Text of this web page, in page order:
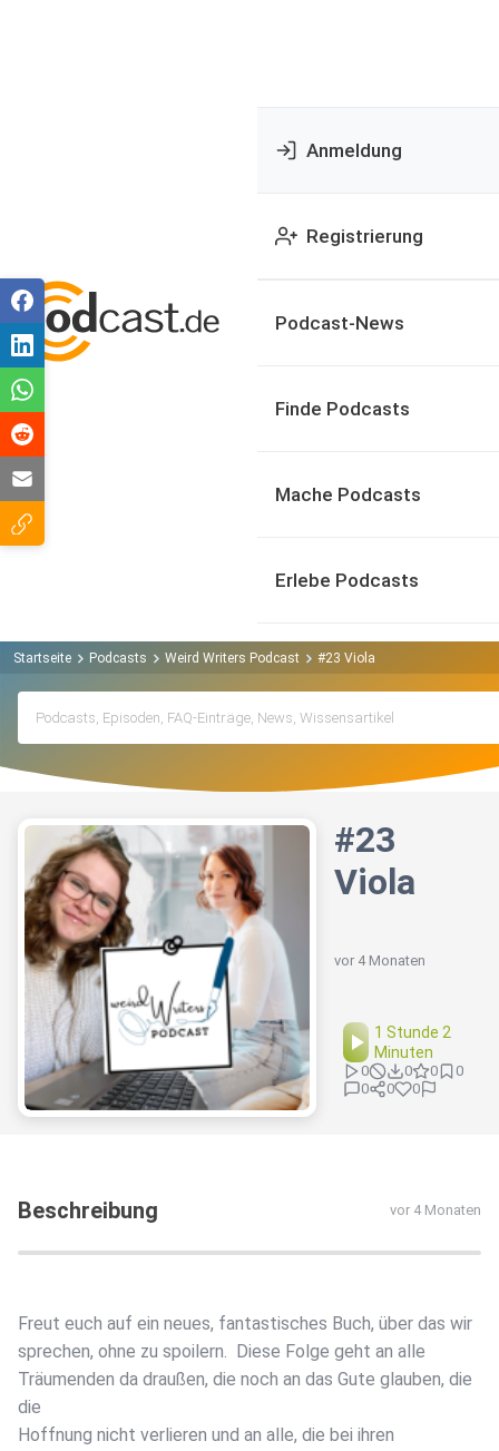
Anmeldung
Registrierung
Podcast-News
Finde Podcasts
Mache Podcasts
Erlebe Podcasts
Startseite Podcasts Weird Writers Podcast #23 Viola
#23
Viola
vor 4 Monaten
1 Stunde 2
Minuten
0 0 0
0
0
0 0
Beschreibung vor 4 Monaten
Freut euch auf ein neues, fantastisches Buch, über das wir
sprechen, ohne zu spoilern. Diese Folge geht an alle
Träumenden da draußen, die noch an das Gute glauben, die
die
Hoffnung nicht verlieren und an alle, die bei ihren